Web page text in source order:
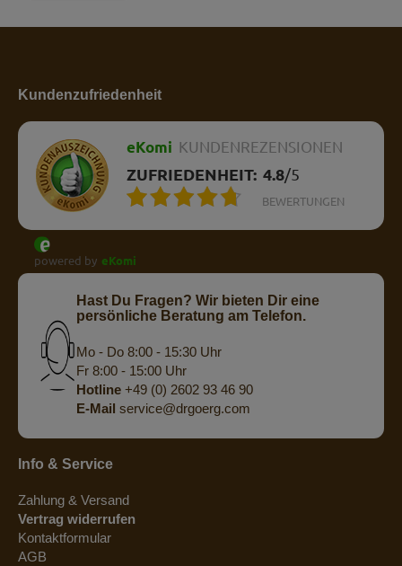
Kundenzufriedenheit
eKomi KUNDENREZENSIONEN
ZUFRIEDENHEIT: 4.8/5
BEWERTUNGEN
powered by eKomi
Hast Du Fragen? Wir bieten Dir eine
persönliche Beratung am Telefon.
Mo - Do 8:00 - 15:30 Uhr
Fr 8:00 - 15:00 Uhr
Hotline +49 (0) 2602 93 46 90
E-Mail service@drgoerg.com
Info & Service
Zahlung & Versand
Vertrag widerrufen
Kontaktformular
AGB